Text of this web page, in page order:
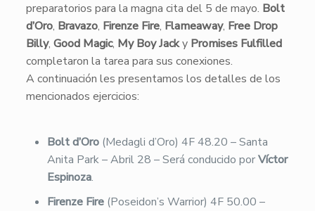
preparatorios para la magna cita del 5 de mayo. Bolt
d’Oro, Bravazo, Firenze Fire, Flameaway, Free Drop
Billy, Good Magic, My Boy Jacky Promises Fulfilled
completaron la tarea para sus conexiones.
​A continuación les presentamos los detalles de los
mencionados ejercicios:
Bolt d’Oro(Medagli d’Oro) 4F 48.20 – Santa
Anita Park – Abril 28 – Será conducido porVíctor
Espinoza.
Firenze Fire(Poseidon’s Warrior) 4F 50.00 –